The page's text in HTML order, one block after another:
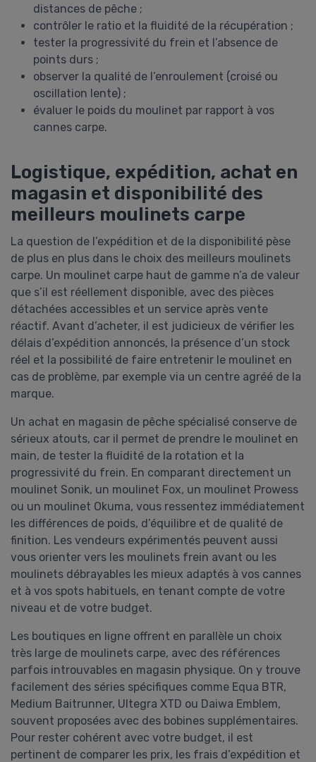
distances de pêche ;
contrôler le ratio et la fluidité de la récupération ;
tester la progressivité du frein et l’absence de
points durs ;
observer la qualité de l’enroulement (croisé ou
oscillation lente) ;
évaluer le poids du moulinet par rapport à vos
cannes carpe.
Logistique, expédition, achat en
magasin et disponibilité des
meilleurs moulinets carpe
La question de l’expédition et de la disponibilité pèse
de plus en plus dans le choix des meilleurs moulinets
carpe. Un moulinet carpe haut de gamme n’a de valeur
que s’il est réellement disponible, avec des pièces
détachées accessibles et un service après vente
réactif. Avant d’acheter, il est judicieux de vérifier les
délais d’expédition annoncés, la présence d’un stock
réel et la possibilité de faire entretenir le moulinet en
cas de problème, par exemple via un centre agréé de la
marque.
Un achat en magasin de pêche spécialisé conserve de
sérieux atouts, car il permet de prendre le moulinet en
main, de tester la fluidité de la rotation et la
progressivité du frein. En comparant directement un
moulinet Sonik, un moulinet Fox, un moulinet Prowess
ou un moulinet Okuma, vous ressentez immédiatement
les différences de poids, d’équilibre et de qualité de
finition. Les vendeurs expérimentés peuvent aussi
vous orienter vers les moulinets frein avant ou les
moulinets débrayables les mieux adaptés à vos cannes
et à vos spots habituels, en tenant compte de votre
niveau et de votre budget.
Les boutiques en ligne offrent en parallèle un choix
très large de moulinets carpe, avec des références
parfois introuvables en magasin physique. On y trouve
facilement des séries spécifiques comme Equa BTR,
Medium Baitrunner, Ultegra XTD ou Daiwa Emblem,
souvent proposées avec des bobines supplémentaires.
Pour rester cohérent avec votre budget, il est
pertinent de comparer les prix, les frais d’expédition et